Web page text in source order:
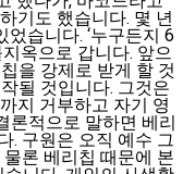
기도 했습니다. 몇 년
습니다. ‘누구든지 6
옥으로 갑니다. 앞으
을 강제로 받게 할 것
될 것입니다. 그것은
지 거부하고 자기 영
론적으로 말하면 베리
. 구원은 오직 예수 그
론 베리칩 때문에 본